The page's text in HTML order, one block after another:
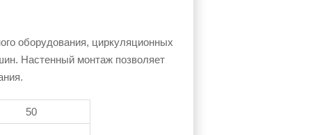
оборудования, циркуляционных
Настенный монтаж позволяет
50